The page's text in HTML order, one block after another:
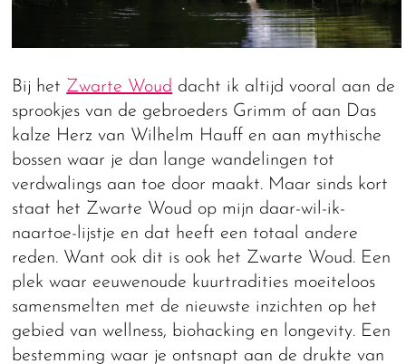
Bij het Zwarte Woud dacht ik altijd vooral aan de
sprookjes van de gebroeders Grimm of aan Das
kalze Herz van Wilhelm Hauff en aan mythische
bossen waar je dan lange wandelingen tot
verdwalings aan toe door maakt. Maar sinds kort
staat het Zwarte Woud op mijn daar-wil-ik-
naartoe-lijstje en dat heeft een totaal andere
reden. Want ook dit is ook het Zwarte Woud. Een
plek waar eeuwenoude kuurtradities moeiteloos
samensmelten met de nieuwste inzichten op het
gebied van wellness, biohacking en longevity. Een
bestemming waar je ontsnapt aan de drukte van